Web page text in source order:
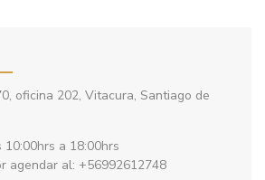
oficina 202, Vitacura, Santiago de
10:00hrs a 18:00hrs
agendar al: +56992612748